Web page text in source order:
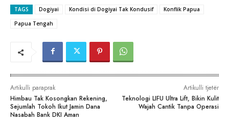
TAGS Dogiyai Kondisi di Dogiyai Tak Kondusif
Konflik Papua
Papua Tengah
Artikulli paraprak
Himbau Tak Kosongkan Rekening,
Sejumlah Tokoh Ikut Jamin Dana
Nasabah Bank DKI Aman
Artikulli tjetër
Teknologi LIFU Ultra Lift, Bikin Kulit
Wajah Cantik Tanpa Operasi